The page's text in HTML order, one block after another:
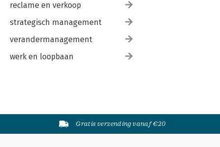
reclame en verkoop
strategisch management
verandermanagement
werk en loopbaan
Gratis verzending vanaf €20